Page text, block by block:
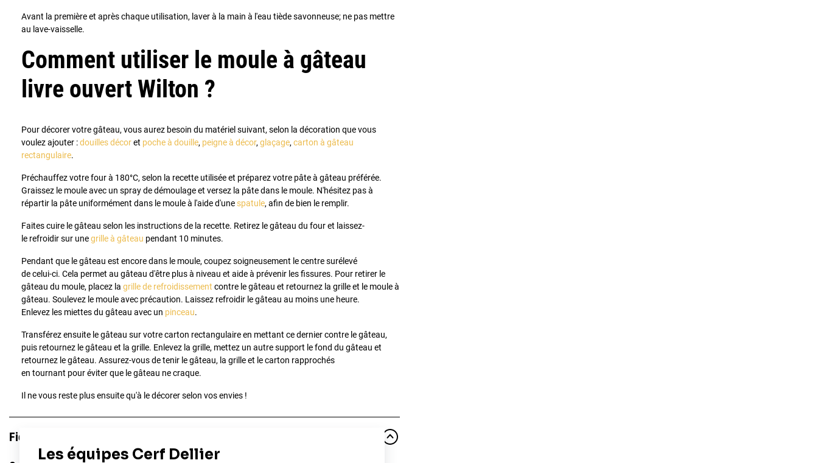
Avant la première et après chaque utilisation, laver à la main à l'eau tiède savonneuse; ne pas mettre
au lave-vaisselle.
Comment utiliser le moule à gâteau
livre ouvert Wilton ?
Pour décorer votre gâteau, vous aurez besoin du matériel suivant, selon la décoration que vous
voulez ajouter :douilles décoret poche à douille, peigne à décor,glaçage,carton à gâteau
rectangulaire.
Préchauffez votre four à 180°C, selon la recette utilisée et préparez votre pâte à gâteau préférée.
Graissez le moule avec un spray de démoulage et versez la pâte dans le moule. N'hésitez pas à
répartir la pâte uniformément dans le moule à l'aide d'une spatule, afin de bien le remplir.
Faites cuire le gâteau selon les instructions de la recette. Retirez le gâteau du four et laissez-
le refroidir sur unegrille à gâteau pendant 10 minutes.
Pendant que le gâteau est encore dans le moule, coupez soigneusement le centre surélevé
de celui-ci. Cela permet au gâteau d'être plus à niveau et aide à prévenir les fissures. Pour retirer le
gâteau du moule, placez la grille de refroidissement contre le gâteau et retournez la grille et le moule à
gâteau. Soulevez le moule avec précaution. Laissez refroidir le gâteau au moins une heure.
Enlevez les miettes du gâteau avec un pinceau.
Transférez ensuite le gâteau sur votre carton rectangulaire en mettant ce dernier contre le gâteau,
puis retournez le gâteau et la grille. Enlevez la grille, mettez un autre support le fond du gâteau et
retournez le gâteau. Assurez-vous de tenir le gâteau, la grille et le carton rapprochés
en tournant pour éviter que le gâteau ne craque.
Il ne vous reste plus ensuite qu'à le décorer selon vos envies !
Fiche technique